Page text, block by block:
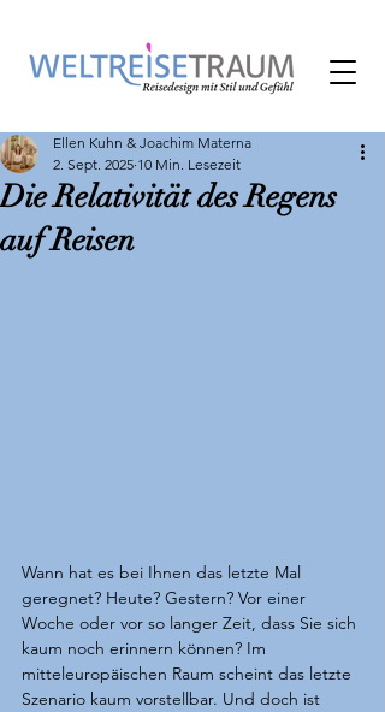
Die Relativität des Regens
auf Reisen
Ellen Kuhn & Joachim Materna
2. Sept. 2025 10 Min. Lesezeit
Wann hat es bei Ihnen das letzte Mal
geregnet? Heute? Gestern? Vor einer
Woche oder vor so langer Zeit, dass Sie sich
kaum noch erinnern können? Im
mitteleuropäischen Raum scheint das letzte
Szenario kaum vorstellbar. Und doch ist